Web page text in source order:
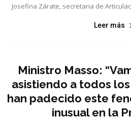
Josefina Zárate, secretaria de
Leer más
Ministro Masso:
asistiendo a todos
han padecido este
inusual en la